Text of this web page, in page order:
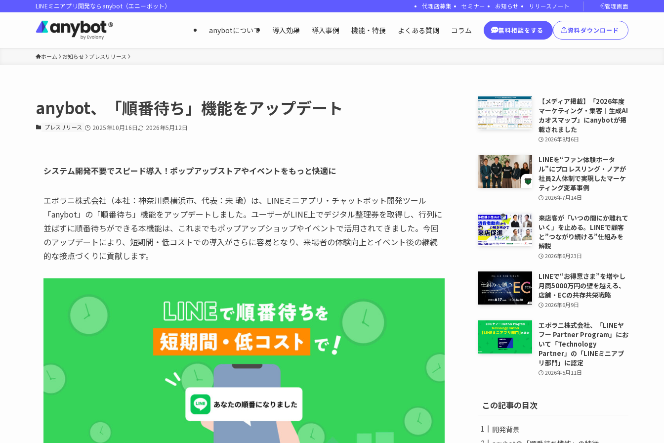
LINEミニアプリ開発ならanybot（エニーボット） 代理店募集 セミナー お知らせ リリースノート 管理画面
anybotについて 導入効果 導入事例 機能・特長 よくある質問 コラム 無料相談をする 資料ダウンロード
ホーム お知らせ プレスリリース
anybot、「順番待ち」機能をアップデート
プレスリリース 2025年10月16日 2026年5月12日
システム開発不要でスピード導入！ポップアップストアやイベントをもっと快適に
エボラニ株式会社（本社：神奈川県横浜市、代表：宋 瑜）は、LINEミニアプリ・チャットボット開発ツール
「anybot」の「順番待ち」機能をアップデートしました。ユーザーがLINE上でデジタル整理券を取得し、行列に
並ばずに順番待ちができる本機能は、これまでもポップアップショップやイベントで活用されてきました。今回
のアップデートにより、短期間・低コストでの導入がさらに容易となり、来場者の体験向上とイベント後の継続
的な接点づくりに貢献します。
【メディア掲載】「2026年度
マーケティング・集客｜生成AI
カオスマップ」にanybotが掲
載されました
2026年8月6日
LINEを“ファン体験ポータ
ル”にプロレスリング・ノアが
社員2人体制で実現したマーケ
ティング変革事例
2026年7月14日
来店客が「いつの間にか離れて
いく」を止める。LINEで顧客
と”つながり続ける”仕組みを
解説
2026年6月23日
LINEで“お得意さま”を増やし
月商5000万円の壁を越える、
店舗・ECの共存共栄戦略
2026年6月9日
エボラニ株式会社、「LINEヤ
フー Partner Program」にお
いて「Technology
Partner」の「LINEミニアプ
リ部門」に認定
2026年5月11日
この記事の目次
開発背景